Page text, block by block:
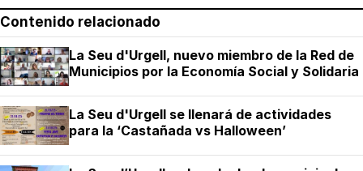
Contenido relacionado
La Seu d'Urgell, nuevo miembro de la Red de
Municipios por la Economía Social y Solidaria
La Seu d'Urgell se llenará de actividades
para la ‘Castañada vs Halloween’